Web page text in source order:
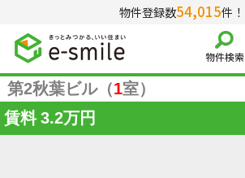
物件登録数54,015件！
物件検索
第2秋葉ビル（1室）
賃料 3.2万円